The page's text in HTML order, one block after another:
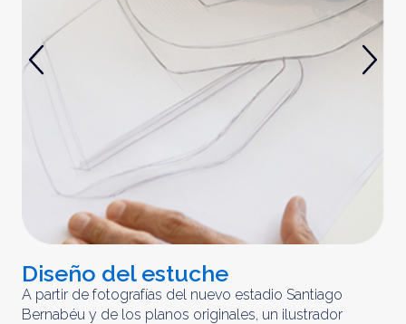
Diseño del estuche
A partir de fotografías del nuevo estadio Santiago
Bernabéu y de los planos originales, un ilustrador